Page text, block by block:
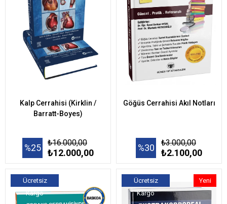
Kalp Cerrahisi (Kirklin /
Barratt-Boyes)
%25 ₺16.000,00
₺12.000,00
Göğüs Cerrahisi Akıl Notları
%30 ₺3.000,00
₺2.100,00
Ücretsiz
Kargo
Ücretsiz
Kargo
Yeni
Ürün